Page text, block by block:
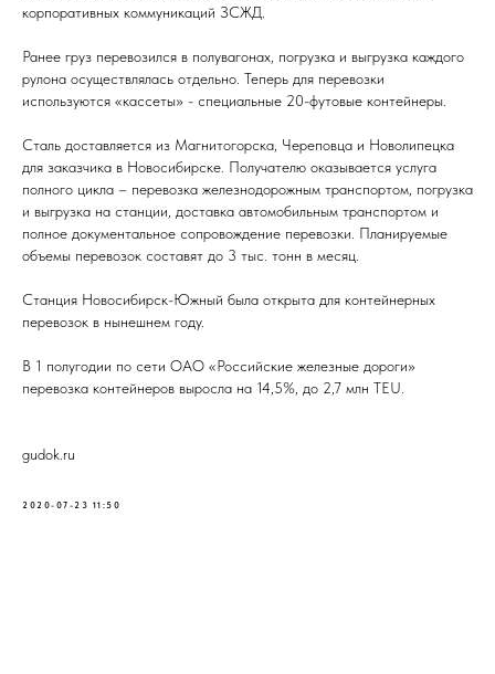
корпоративных коммуникаций ЗСЖД.
Ранее груз перевозился в полувагонах, погрузка и выгрузка каждого
рулона осуществлялась отдельно. Теперь для перевозки
используются «кассеты» - специальные 20-футовые контейнеры.
Сталь доставляется из Магнитогорска, Череповца и Новолипецка
для заказчика в Новосибирске. Получателю оказывается услуга
полного цикла – перевозка железнодорожным транспортом, погрузка
и выгрузка на станции, доставка автомобильным транспортом и
полное документальное сопровождение перевозки. Планируемые
объемы перевозок составят до 3 тыс. тонн в месяц.
Станция Новосибирск-Южный была открыта для контейнерных
перевозок в нынешнем году.
В 1 полугодии по сети ОАО «Российские железные дороги»
перевозка контейнеров выросла на 14,5%, до 2,7 млн TEU.
gudok.ru
2020-07-23 11:50